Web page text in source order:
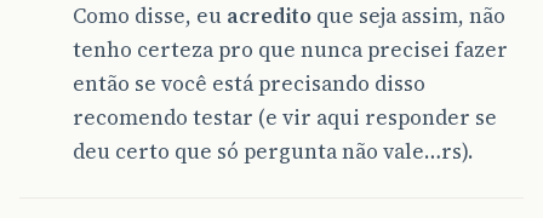
Como disse, eu acredito que seja assim, não
tenho certeza pro que nunca precisei fazer
então se você está precisando disso
recomendo testar (e vir aqui responder se
deu certo que só pergunta não vale…rs).